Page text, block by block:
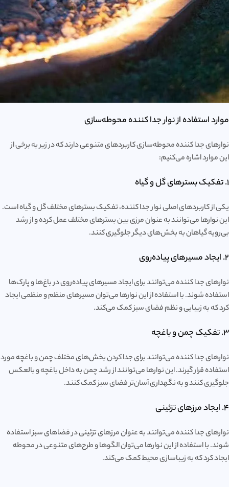
موارد استفاده از نوار جدا کننده محوطه‌سازی
نوارهای جدا کننده محوطه‌سازی کاربردهای متنوعی دارند که در زیر به برخی از
این موارد اشاره می‌کنیم:
1. تفکیک بسترهای گل و گیاه
یکی از کاربردهای اصلی نوار جدا کننده، تفکیک بسترهای مختلف گل و گیاه است.
این نوارها می‌توانند به عنوان مرزی بین بسترهای مختلف عمل کرده و از رشد
بی‌رویه گیاهان به بخش‌های دیگر جلوگیری کنند.
2. ایجاد مسیرهای پیاده‌روی
نوارهای جدا کننده می‌توانند برای ایجاد مسیرهای پیاده‌روی در باغ‌ها و پارک‌ها
استفاده شوند. با استفاده از این نوارها می‌توان مسیرهای منظم و منظمی ایجاد
کرد که به زیبایی و نظم فضای سبز کمک می‌کند.
3. تفکیک چمن و باغچه
نوارهای جدا کننده می‌توانند برای جدا کردن بخش‌های مختلف چمن و باغچه مورد
استفاده قرار گیرند. این نوارها می‌توانند از رشد چمن به داخل باغچه و بالعکس
جلوگیری کنند و به نگهداری آسان‌تر فضای سبز کمک کنند.
4. ایجاد مرزهای تزئینی
نوارهای جدا کننده می‌توانند به عنوان مرزهای تزئینی در فضاهای سبز استفاده
شوند. با استفاده از این نوارها می‌توان الگوها و طرح‌های متنوعی در محوطه
ایجاد کرد که به زیباسازی محیط کمک می‌کند.